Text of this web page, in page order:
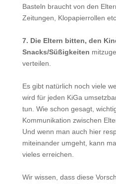
Basteln braucht von den
Zeitungen, Klopapierrollen
7. Die Eltern bitten, den
Snacks/Süßigkeiten
verteilen.
Es gibt natürlich noch viele
wird für jeden KiGa
tun. Wie schon gesagt,
Kommunikation zwischen
Und wenn man auch hier
miteinander umgeht, kann
vieles erreichen.
Wir wissen, dass diese